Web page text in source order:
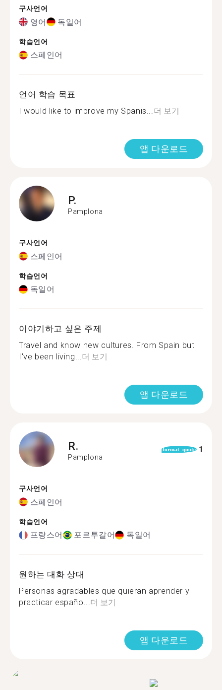
구사언어
영어 독일어
학습언어
스페인어
언어 학습 목표
I would like to improve my Spanis...더 보기
앱 다운로드
P.
Pamplona
구사언어
스페인어
학습언어
독일어
이야기하고 싶은 주제
Travel and know new cultures. From Spain but
I've been living...더 보기
앱 다운로드
R.
Pamplona
format_quote 1
구사언어
스페인어
학습언어
프랑스어 포르투갈어 독일어
원하는 대화 상대
Personas agradables que quieran aprender y
practicar españo...더 보기
앱 다운로드